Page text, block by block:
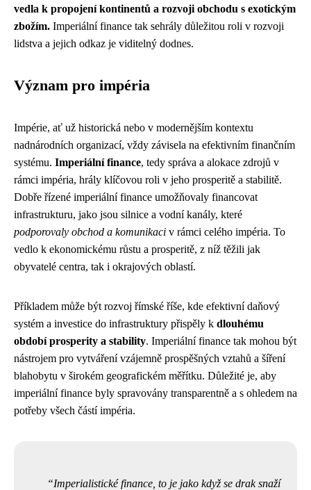
vedla k propojení kontinentů a rozvoji obchodu s exotickým
zbožím. Imperiální finance tak sehrály důležitou roli v rozvoji
lidstva a jejich odkaz je viditelný dodnes.
Význam pro impéria
Impérie, ať už historická nebo v modernějším kontextu
nadnárodních organizací, vždy závisela na efektivním finančním
systému. Imperiální finance, tedy správa a alokace zdrojů v
rámci impéria, hrály klíčovou roli v jeho prosperitě a stabilitě.
Dobře řízené imperiální finance umožňovaly financovat
infrastrukturu, jako jsou silnice a vodní kanály, které
podporovaly obchod a komunikaci v rámci celého impéria. To
vedlo k ekonomickému růstu a prosperitě, z níž těžili jak
obyvatelé centra, tak i okrajových oblastí.
Příkladem může být rozvoj římské říše, kde efektivní daňový
systém a investice do infrastruktury přispěly k dlouhému
období prosperity a stability. Imperiální finance tak mohou být
nástrojem pro vytváření vzájemně prospěšných vztahů a šíření
blahobytu v širokém geografickém měřítku. Důležité je, aby
imperiální finance byly spravovány transparentně a s ohledem na
potřeby všech částí impéria.
Imperialistické finance, to je jako když se drak snaží